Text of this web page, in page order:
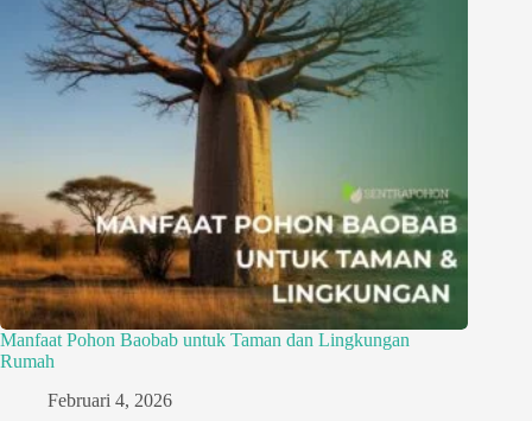
Manfaat Pohon Baobab untuk Taman dan Lingkungan
Rumah
Februari 4, 2026